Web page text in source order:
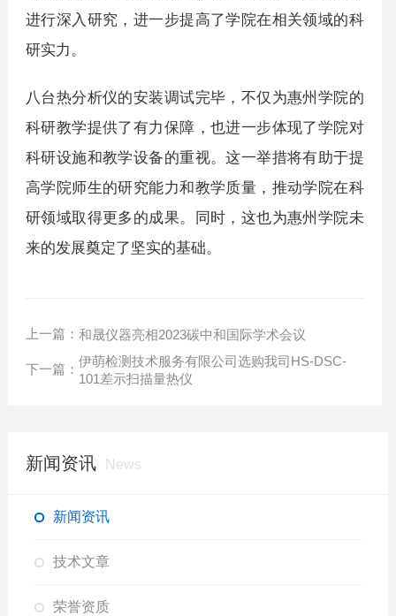
进行深入研究，进一步提高了学院在相关领域的科
研实力。
八台热分析仪的安装调试完毕，不仅为惠州学院的
科研教学提供了有力保障，也进一步体现了学院对
科研设施和教学设备的重视。这一举措将有助于提
高学院师生的研究能力和教学质量，推动学院在科
研领域取得更多的成果。同时，这也为惠州学院未
来的发展奠定了坚实的基础。
上一篇： 和晟仪器亮相2023碳中和国际学术会议
下一篇：
伊萌检测技术服务有限公司选购我司HS-DSC-
101差示扫描量热仪
新闻资讯 News
新闻资讯
技术文章
荣誉资质